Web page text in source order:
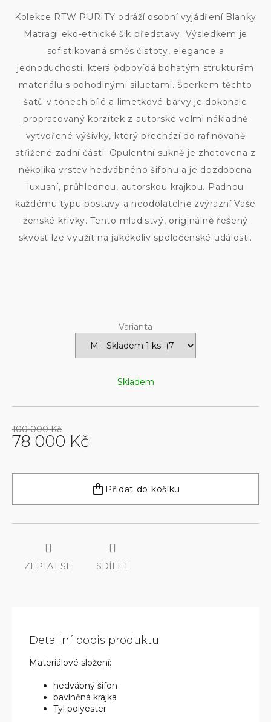
100 000 Kč
78 000 Kč
cena:
Skladem
Varianta
Přidat do košíku
Kolekce RTW PURITY odráží osobní vyjádření Blanky
Matragi eko-etnické šik představy. Výsledkem je
sofistikovaná směs čistoty, elegance a
jednoduchosti, která odpovídá bohatým strukturám
materiálu s pohodlnými siluetami. Šperkem těchto
šatů v tónech bílé a limetkové barvy je dokonale
propracovaný korzítek z autorské velmi nákladně
vytvořené výšivky, který přechází do rafinovaně
střižené zadní části. Opulentní sukně je zhotovena z
několika vrstev hedvábného šifonu a je dozdobena
luxusní, průhlednou, autorskou krajkou. Padnou
každému typu postavy a neodolatelně zvýrazní Vaše
ženské křivky. Tento mladistvý, originálně řešený
skvost lze využít na jakékoliv společenské události.
ZEPTAT SE SDÍLET
Detailní popis produktu
Materiálové složení:
hedvábný šifon
bavlněná krajka
Tyl polyester